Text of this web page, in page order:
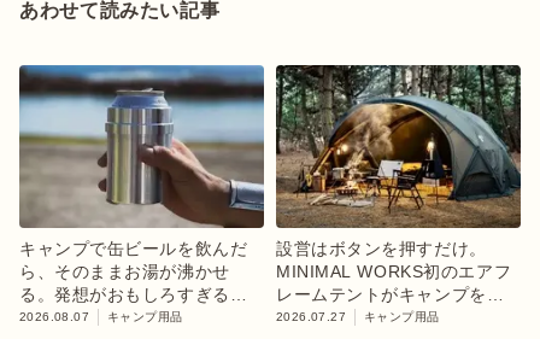
あわせて読みたい記事
キャンプで缶ビールを飲んだ
ら、そのままお湯が沸かせ
る。発想がおもしろすぎるギ
ア【目利きのキャンプギア】
2026.08.07 キャンプ用品
設営はボタンを押すだけ。
MINIMAL WORKS初のエアフ
レームテントがキャンプを変
えるかも
2026.07.27 キャンプ用品